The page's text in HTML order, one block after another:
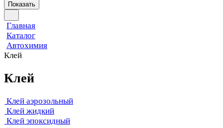
Показать
Главная
Каталог
Автохимия
Клей
Клей
Клей аэрозольный
Клей жидкий
Клей эпоксидный